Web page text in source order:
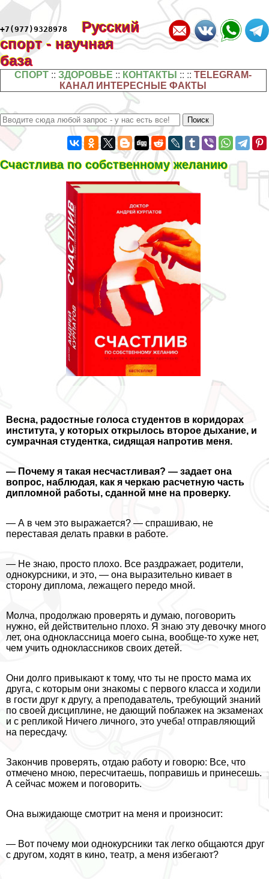
+7(977)9328978
Русский
спорт - научная
база
СПОРТ ::ЗДОРОВЬЕ :: КОНТАКТЫ :: ::TELEGRAM-
КАНАЛ ИНТЕРЕСНЫЕ ФАКТЫ
Счастлива по собственному желанию
Весна, радостные голоса студентов в коридорах
института, у которых открылось второе дыхание, и
сумрачная студентка, сидящая напротив меня.
— Почему я такая несчастливая? — задает она
вопрос, наблюдая, как я черкаю расчетную часть
дипломной работы, сданной мне на проверку.
— А в чем это выражается? — спрашиваю, не
переставая делать правки в работе.
— Не знаю, просто плохо. Все раздражает, родители,
однокурсники, и это, — она выразительно кивает в
сторону диплома, лежащего передо мной.
Молча, продолжаю проверять и думаю, поговорить
нужно, ей действительно плохо. Я знаю эту дeвoчку много
лет, она одноклассница моего сына, вообще-то хуже нет,
чем учить одноклассников своих детей.
Они долго привыкают к тому, что ты не просто мама их
друга, с которым они знакомы с первого класса и ходили
в гости друг к другу, а преподаватель, требующий знаний
по своей дисциплине, не дающий поблажек на экзаменах
и с репликой Ничего личного, это учеба! отправляющий
на пересдачу.
Закончив проверять, отдаю работу и говорю: Все, что
отмечено мною, пересчитаешь, поправишь и принесешь.
А сейчас можем и поговорить.
Она выжидающе смотрит на меня и произносит:
— Вот почему мои однокурсники так легко общаются друг
с другом, ходят в кино, театр, а меня избегают?